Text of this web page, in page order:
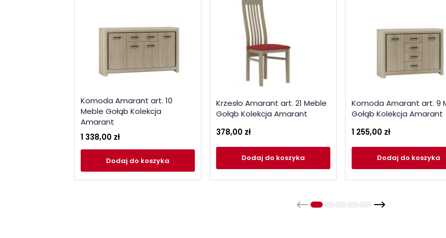
Komoda Amarant art. 10
Meble Gołąb Kolekcja
Amarant
1 338,00 zł
Dodaj do koszyka
Krzesło Amarant art. 21 Meble
Gołąb Kolekcja Amarant
378,00 zł
Dodaj do koszyka
Komoda Amarant art. 9
Gołąb Kolekcja Amarant
1 255,00 zł
Dodaj do koszyka